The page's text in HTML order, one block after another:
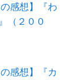
感想】『わ
（２００
感想】『カ